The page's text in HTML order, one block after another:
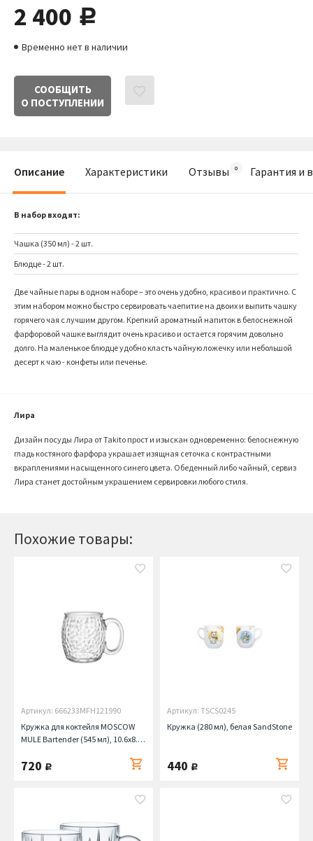
2 400 руб.
Временно нет в наличии
СООБЩИТЬ
О ПОСТУПЛЕНИИ
Похожие товары:
Артикул: 666233MFH121990
Кружка для коктейля MOSCOW
MULE Bartender (545 мл), 10.6х8.7
720 руб.
Артикул: TSCS0245
Кружка (280 мл), белая SandStone
440 руб.
Описание Характеристики Отзывы Гарантия и
В набор входят:
Чашка (350 мл) - 2 шт.
Блюдце - 2 шт.
Две чайные пары в одном наборе – это очень удобно, красиво и практично. С
этим набором можно быстро сервировать чаепитие на двоих и выпить чашку
горячего чая с лучшим другом. Крепкий ароматный напиток в белоснежной
фарфоровой чашке выглядит очень красиво и остается горячим довольно
долго. На маленькое блюдце удобно класть чайную ложечку или небольшой
десерт к чаю - конфеты или печенье.
Лира
Дизайн посуды Лира от Takito прост и изыскан одновременно: белоснежную
гладь костяного фарфора украшает изящная сеточка с контрастными
вкраплениями насыщенного синего цвета. Обеденный либо чайный, сервиз
Лира станет достойным украшением сервировки любого стиля.